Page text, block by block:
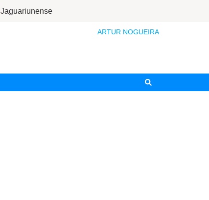
Jaguariunense
ARTUR NOGUEIRA